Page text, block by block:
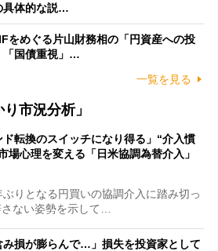
体的な説…
をめぐる片山財務相の「円資産への投
国債重視」…
一覧を見る
市況分析」
ド転換のスイッチになり得る」“介入慣
場心理を変える「日米協調為替介入」
りとなる円買いの協調介入に踏み切っ
ない姿勢を示して…
み損が膨らんで…」損失を投資家として